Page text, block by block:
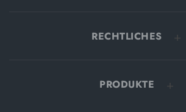
RECHTLICHES
PRODUKTE